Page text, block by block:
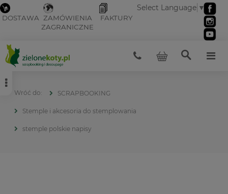
DOSTAWA ZAMÓWIENIA
ZAGRANICZNE
FAKTURY
Select Language ▼
SCRAPBOOKING
Stemple i akcesoria do stemplowania
stemple polskie napisy